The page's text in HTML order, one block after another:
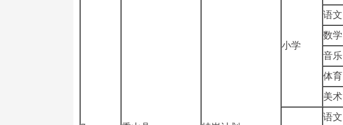
小学
语文
数学
音乐
体育
美术
语文